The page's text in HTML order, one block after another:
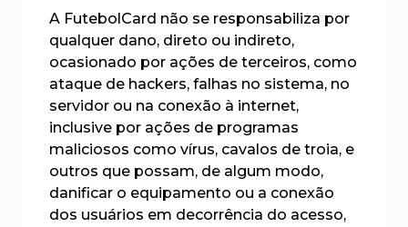
A FutebolCard não se responsabiliza por
qualquer dano, direto ou indireto,
ocasionado por ações de terceiros, como
ataque de hackers, falhas no sistema, no
servidor ou na conexão à internet,
inclusive por ações de programas
maliciosos como vírus, cavalos de troia, e
outros que possam, de algum modo,
danificar o equipamento ou a conexão
dos usuários em decorrência do acesso,